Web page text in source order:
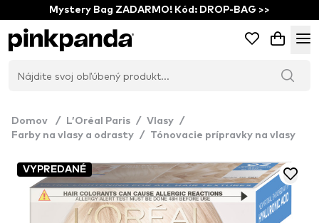
Mystery Bag ZADARMO! Kód: DROP-BAG >>
Domov / L’Oréal Paris / Vlasy /
Farby na vlasy a odrasty / Tónovacie prípravky na vlasy
VYPREDANÉ